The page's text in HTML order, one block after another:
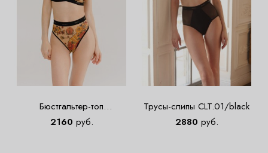
Бюстгальтер-топ
ITW.04/Spain
2160 руб.
Трусы-слипы CLT.01/black
2880 руб.